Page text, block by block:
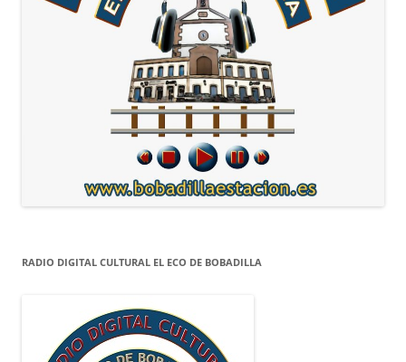
RADIO DIGITAL CULTURAL EL ECO DE BOBADILLA